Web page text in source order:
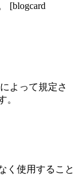
[blogcard
よって規定さ
。
く使用すること